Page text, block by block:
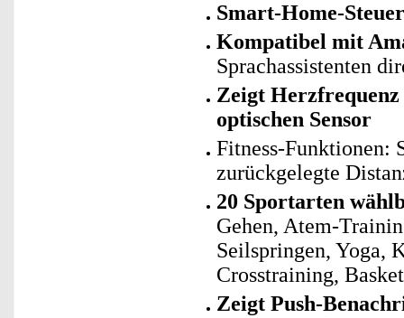
Smart-Home-
Kompatibel mit
Sprachassistenten
Zeigt
optischen Sensor
Fitness-Funktionen:
zurückgelegte
20 Sportarten
Gehen, Atem-
Seilspringen, Yoga,
Crosstraining,
Zeigt Push-